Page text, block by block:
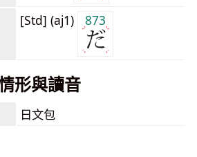
[Std] (aj1) 873
形與讀音
日文包